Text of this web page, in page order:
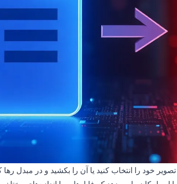
خود را انتخاب کنید یا آن را بکشید و در مبدل رها